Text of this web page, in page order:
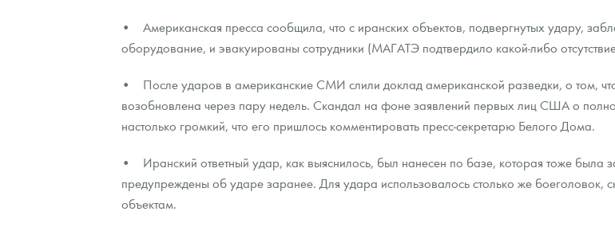
Золотые слитки
Аксессуары
Гарри Поттер
Год Лошади
Флот: ледоколы и корабли
Выкуп серебряных монет
Вопрос - ответ
Памятка для работы с монетами из драгметаллов
Условия возврата
Монеты
Политика конфиденциальности
Итоги 2025 года. Прогноз курсов золота, серебра, платины на 2026 год
Георгий Победоносец - динамика цен
Лом выкуп
Скупка слитков
О нас
Наши преимущества
Письмо директору
Пресс-служба
• Американская пресса сообщила, что с иранских объектов, подвергнутых удару,
оборудование, и эвакуированы сотрудники (МАГАТЭ подтвердило какой-либо
• После ударов в американские СМИ слили доклад американской разведки, о том,
возобновлена через пару недель. Скандал на фоне заявлений первых лиц США о
настолько громкий, что его пришлось комментировать пресс-секретарю Белого Дома.
• Иранский ответный удар, как выяснилось, был нанесен по базе, которая тоже
предупреждены об ударе заранее. Для удара использовалось столько же
объектам.